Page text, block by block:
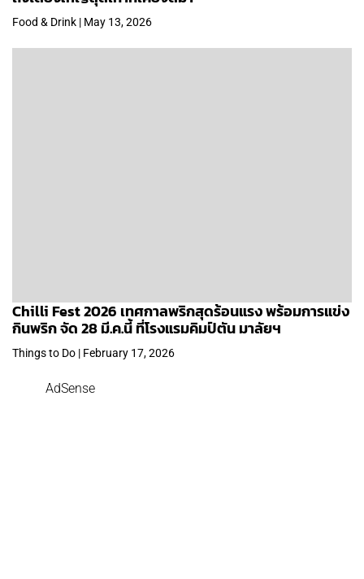
Food & Drink | May 13, 2026
Chilli Fest 2026 เทศกาลพริกสุดร้อนแรง พร้อมการแข่ง
กินพริก จัด 28 มี.ค.นี้ ที่โรงแรมคิมป์ตัน มาลัยฯ
Things to Do | February 17, 2026
AdSense